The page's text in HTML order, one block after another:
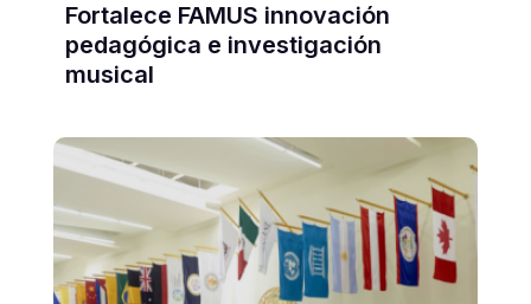
Fortalece FAMUS innovación
pedagógica e investigación
musical